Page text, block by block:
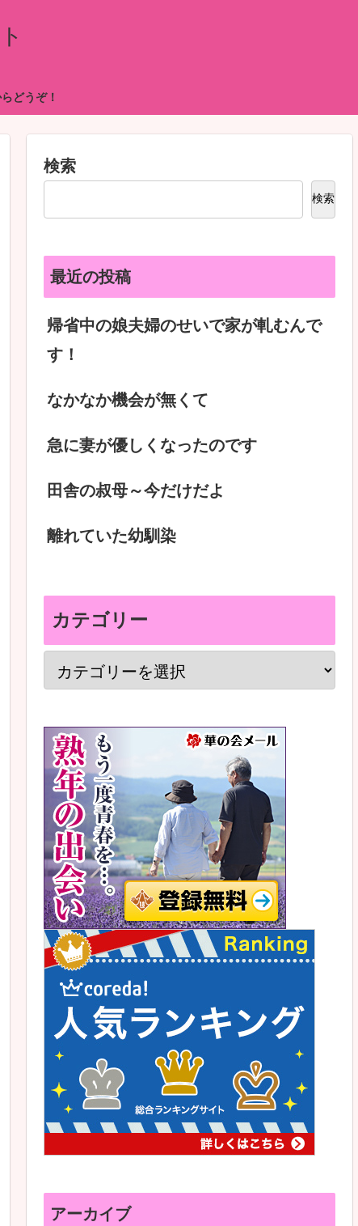
どうぞ！
検索
検索
最近の投稿
帰省中の娘夫婦のせいで家が軋むんで
す！
なかなか機会が無くて
急に妻が優しくなったのです
田舎の叔母～今だけだよ
離れていた幼馴染
カテゴリー
アーカイブ